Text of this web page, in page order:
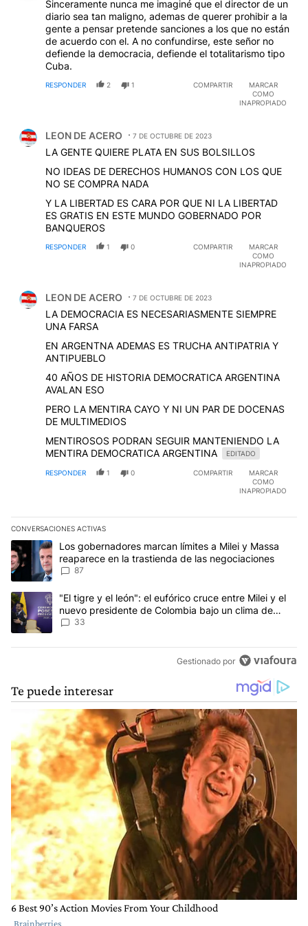
Sinceramente nunca me imaginé que el director de un
diario sea tan maligno, ademas de querer prohibir a la
gente a pensar pretende sanciones a los que no están
de acuerdo con el. A no confundirse, este señor no
defiende la democracia, defiende el totalitarismo tipo
Cuba.
RESPONDER 2 1 COMPARTIR
MARCAR
COMO
INAPROPIADO
LEON DE ACERO 7 DE OCTUBRE DE 2023
LA GENTE QUIERE PLATA EN SUS BOLSILLOS
NO IDEAS DE DERECHOS HUMANOS CON LOS QUE
NO SE COMPRA NADA
Y LA LIBERTAD ES CARA POR QUE NI LA LIBERTAD
ES GRATIS EN ESTE MUNDO GOBERNADO POR
BANQUEROS
RESPONDER 1 0 COMPARTIR
MARCAR
COMO
INAPROPIADO
LEON DE ACERO 7 DE OCTUBRE DE 2023
LA DEMOCRACIA ES NECESARIASMENTE SIEMPRE
UNA FARSA
EN ARGENTNA ADEMAS ES TRUCHA ANTIPATRIA Y
ANTIPUEBLO
40 AÑOS DE HISTORIA DEMOCRATICA ARGENTINA
AVALAN ESO
PERO LA MENTIRA CAYO Y NI UN PAR DE DOCENAS
DE MULTIMEDIOS
MENTIROSOS PODRAN SEGUIR MANTENIENDO LA
MENTIRA DEMOCRATICA ARGENTINA
EDITADO
RESPONDER 1 0 COMPARTIR
MARCAR
COMO
INAPROPIADO
CONVERSACIONES ACTIVAS
Este listado muestra los artículos con más comentarios en los
Un artículo de tendencia con el título "Los gobernadores marcan
Los gobernadores marcan límites a Milei y Massa
reaparece en la trastienda de las negociaciones
87
Un artículo de tendencia con el título ""El tigre y el león": el
"El tigre y el león": el eufórico cruce entre Milei y el
nuevo presidente de Colombia bajo un clima de
máxima tensión
33
Gestionado por